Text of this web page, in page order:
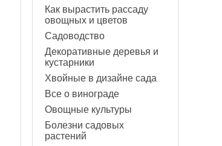
Как вырастить рассаду
овощных и цветов
Садоводство
Декоративные деревья и
кустарники
Хвойные в дизайне сада
Все о винограде
Овощные культуры
Болезни садовых
растений